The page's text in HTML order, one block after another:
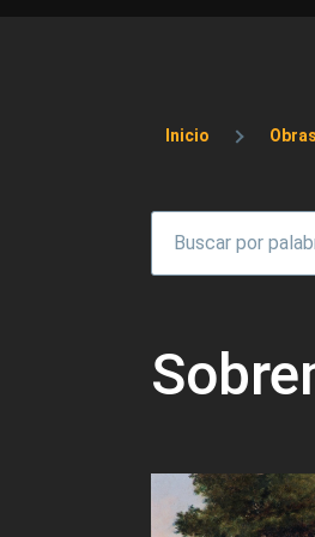
Inicio Obras